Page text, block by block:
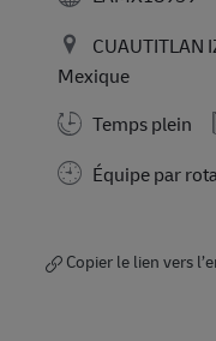
CUAUTITLAN
Mexique
Temps plein
Équipe par
Copier le lien vers